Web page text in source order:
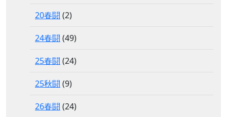
20春闘 (2)
24春闘 (49)
25春闘 (24)
25秋闘 (9)
26春闘 (24)